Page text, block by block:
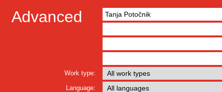
Advanced
Work type:
Language: